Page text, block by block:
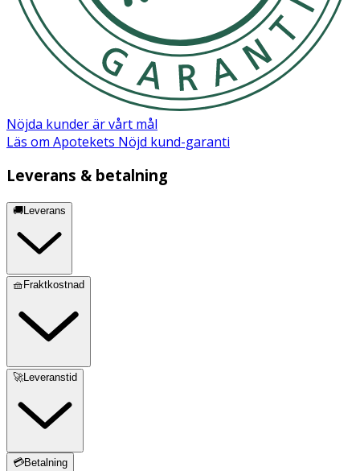
Nöjda kunder är vårt mål
Läs om Apotekets Nöjd kund-garanti
Leverans & betalning
🚚Leverans
🧺Fraktkostnad
🚀Leveranstid
💳Betalning